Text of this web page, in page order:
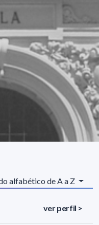
alfabético de A a Z
ver perfil >